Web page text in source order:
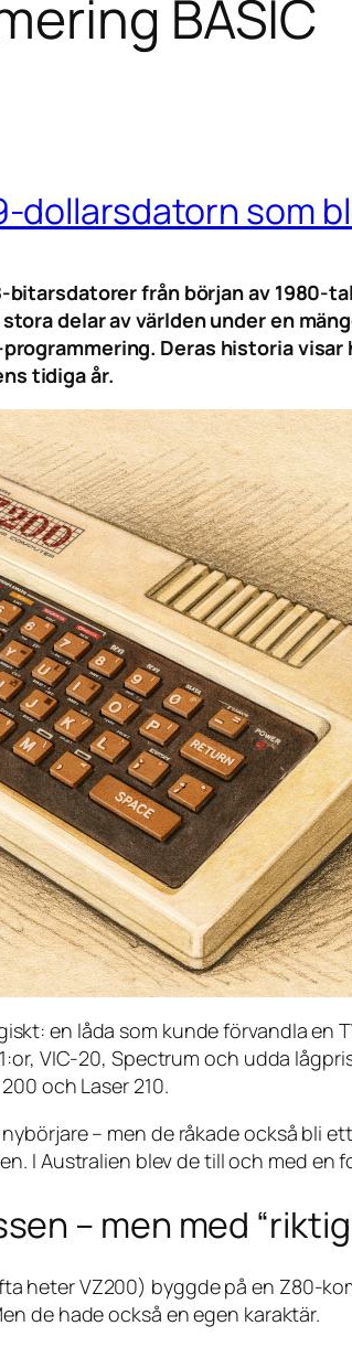
BASIC
dollarsdatorn som
bitarsdatorer från början av
delar av världen under en
Deras historia
tidiga år.
en låda som kunde förvandla
VIC-20, Spectrum och udda
och Laser 210.
– men de råkade också bli
I Australien blev de till och med en
– men med
heter VZ200) byggde på en Z80-
de hade också en egen karaktär.